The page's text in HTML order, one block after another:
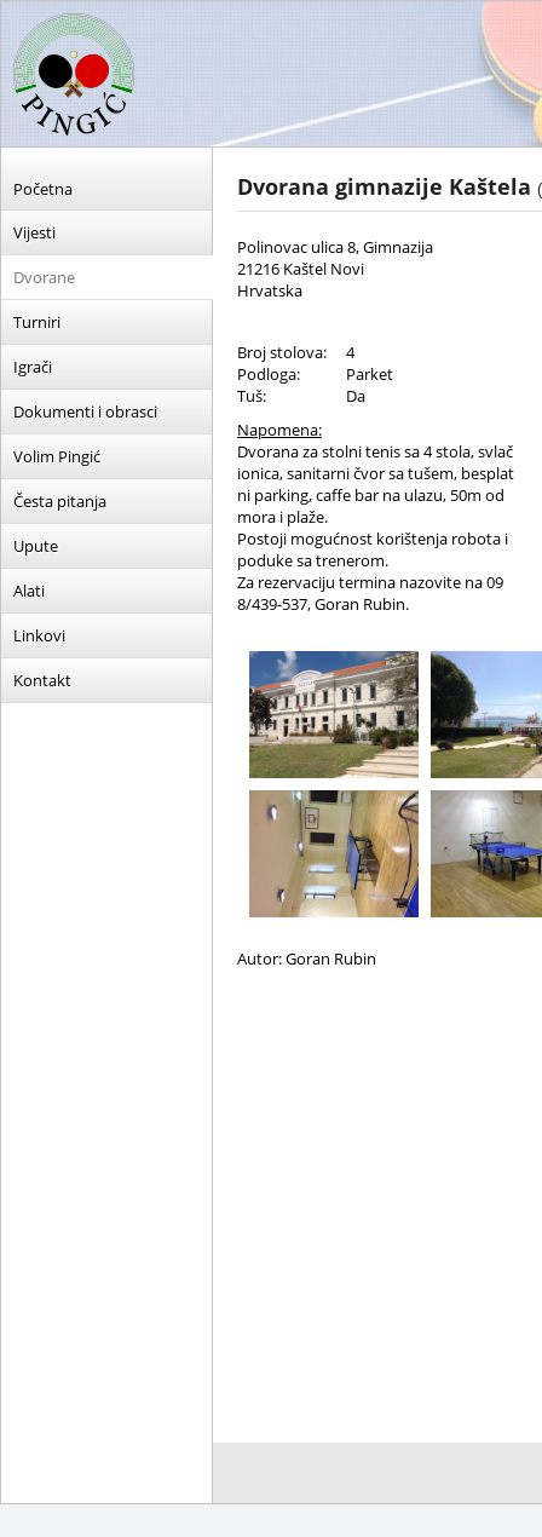
Početna
Vijesti
Dvorane
Turniri
Igrači
Dokumenti i obrasci
Volim Pingić
Česta pitanja
Upute
Alati
Linkovi
Kontakt
Dvorana gimnazije Kaštela
Polinovac ulica 8, Gimnazija
21216 Kaštel Novi
Hrvatska
Broj stolova:
4
Podloga:
Parket
Tuš:
Da
Napomena:
Dvorana za stolni tenis sa 4 stola, svlač
ionica, sanitarni čvor sa tušem, besplat
ni parking, caffe bar na ulazu, 50m od
mora i plaže.
Postoji mogućnost korištenja robota i
poduke sa trenerom.
Za rezervaciju termina nazovite na 09
8/439-537, Goran Rubin.
Autor: Goran Rubin